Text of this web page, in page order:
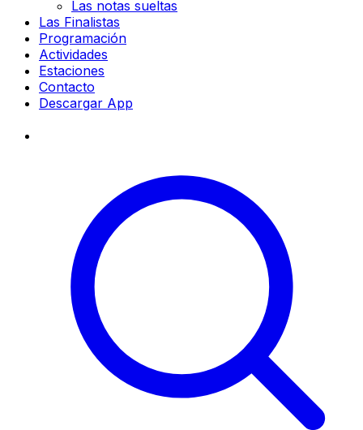
Las notas sueltas
Las Finalistas
Programación
Actividades
Estaciones
Contacto
Descargar App